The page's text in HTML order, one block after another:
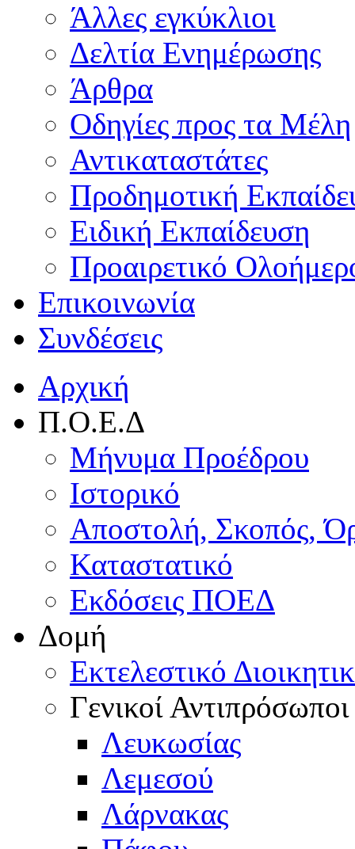
Άλλες εγκύκλιοι
Δελτία Ενημέρωσης
Άρθρα
Οδηγίες προς τα Μέλη
Αντικαταστάτες
Προδημοτική
Ειδική Εκπαίδευση
Προαιρετικό
Επικοινωνία
Συνδέσεις
Αρχική
Π.Ο.Ε.Δ
Μήνυμα Προέδρου
Ιστορικό
Αποστολή, Σκοπός,
Καταστατικό
Εκδόσεις ΠΟΕΔ
Δομή
Εκτελεστικό
Γενικοί Αντιπρόσωποι
Λευκωσίας
Λεμεσού
Λάρνακας